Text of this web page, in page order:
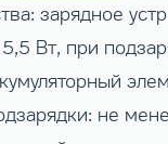
зарядное
Вт, при
не